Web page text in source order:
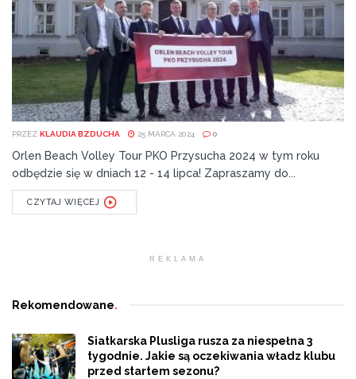
PRZEZ KLAUDIA BZDUCHA 25 MARCA 2024 0
Orlen Beach Volley Tour PKO Przysucha 2024 w tym roku
odbędzie się w dniach 12 - 14 lipca! Zapraszamy do...
CZYTAJ WIĘCEJ
REKLAMA
Rekomendowane.
Siatkarska Plusliga rusza za niespełna 3
tygodnie. Jakie są oczekiwania władz klubu
przed startem sezonu?